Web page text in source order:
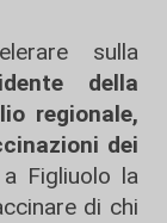
sulla
della
regionale,
dei
Figliuolo la
di chi